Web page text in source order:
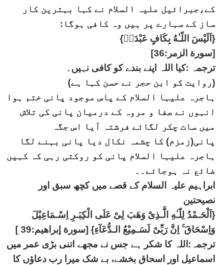
کے،جبرائیل علیہ السلام نے کہا بہترین کار
ساز کے سہارے پر ہیں وہ کافی ہوگا:
{اَلَيْسَ اللّـٰهُ بِكَافٍ عَبْدَهٝ}
[سورة الزمر:36]
ترجمہ :کیا اللہ اپنے بندے کو کافی نہیں۔
(روایت کو ابن حجر نے حسن کہا ہے)
ہاجرہ علیہا السلام کے پاس موجود پانی ختم ہوا
انہوں نے صفا و مروہ کے درمیان پانی کی تلاش
میں سات چکر لگائے فرشتہ آیا اس جگہ
پانی(زمزم) کا چشمہ نکال دیا پانی بہنے لگا
ہاجرہ علیہا السلام پانی کو روکتی رہی کہ کہیں
ضائع نہ ہوجائے۔۔
ابراہیم علیہ السلام کے قصے میں کچھ سبق اور
نصیحتین
{اَلْحَـمْدُ لِلّـٰهِ الَّـذِىْ وَهَبَ لِىْ عَلَى الْكِبَـرِ اِسْـمَاعِيْلَ
وَاِسْحَاقَ ۚ اِنَّ رَبِّىْ لَسَـمِيْعُ الـدُّعَآءِ} [سورة إبراهيم:39 ]
ترجمہ:اللہ کا شکر ہے جس نے مجھے اتنی بڑی عمر میں
اسماعیل اور اسحاق بخشے، بے شک میرا رب دعاؤں کا